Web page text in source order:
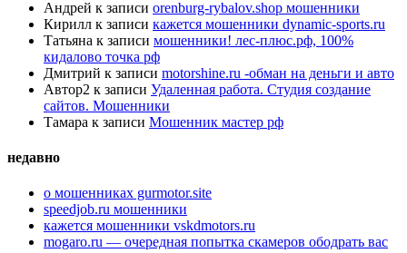
Андрей к записи orenburg-rybalov.shop мошенники
Кирилл к записи кажется мошенники dynamic-sports.ru
Татьяна к записи мошенники! лес-плюс.рф, 100%
кидалово точка рф
Дмитрий к записи motorshine.ru -обман на деньги и авто
Автор2 к записи Удаленная работа. Студия создание
сайтов. Мошенники
Тамара к записи Мошенник мастер рф
недавно
о мошенниках gurmotor.site
speedjob.ru мошенники
кажется мошенники vskdmotors.ru
mogaro.ru — очередная попытка скамеров ободрать вас